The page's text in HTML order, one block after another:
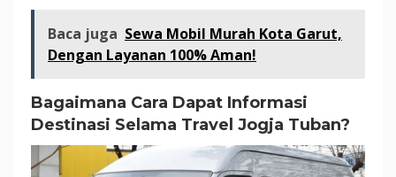
Baca juga Sewa Mobil Murah Kota Garut,
Dengan Layanan 100% Aman!
Bagaimana Cara Dapat Informasi
Destinasi Selama Travel Jogja Tuban?